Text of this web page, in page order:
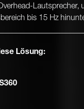
Lautsprecher,
bis 15 Hz
Lösung: